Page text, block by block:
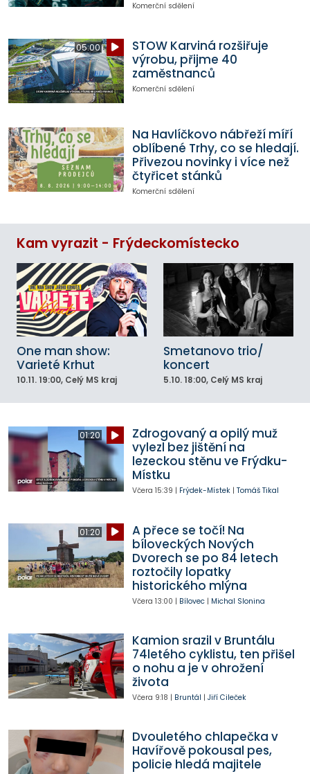
Komerční sdělení
05:00
STOW Karviná rozšiřuje
výrobu, přijme 40
zaměstnanců
Komerční sdělení
Na Havlíčkovo nábřeží míří
oblíbené Trhy, co se hledají.
Přivezou novinky i více než
čtyřicet stánků
Komerční sdělení
Kam vyrazit - Frýdeckomístecko
One man show:
Varieté Krhut
10.11. 19:00, Celý MS kraj
Smetanovo trio/
koncert
5.10. 18:00, Celý MS kraj
01:20
Zdrogovaný a opilý muž
vylezl bez jištění na
lezeckou stěnu ve Frýdku-
Místku
Včera 15:39 | Frýdek-Místek| Tomáš Tikal
01:20
A přece se točí! Na
bíloveckých Nových
Dvorech se po 84 letech
roztočily lopatky
historického mlýna
Včera 13:00 | Bílovec| Michal Slonina
Kamion srazil v Bruntálu
74letého cyklistu, ten přišel
o nohu a je v ohrožení
života
Včera 9:18 | Bruntál | Jiří Cileček
Dvouletého chlapečka v
Havířově pokousal pes,
policie hledá majitele